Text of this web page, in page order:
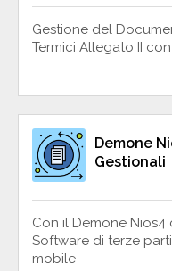
Gestione del
Termici Allegato II
Demone
Gestionali
Con il Demone
Software di terze
mobile